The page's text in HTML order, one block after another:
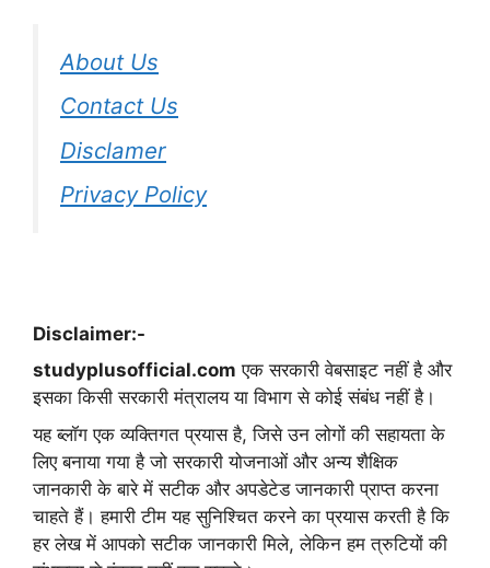
About Us
Contact Us
Disclamer
Privacy Policy
Disclaimer:-
studyplusofficial.com एक सरकारी वेबसाइट नहीं है और
इसका किसी सरकारी मंत्रालय या विभाग से कोई संबंध नहीं है।
यह ब्लॉग एक व्यक्तिगत प्रयास है, जिसे उन लोगों की सहायता के
लिए बनाया गया है जो सरकारी योजनाओं और अन्य शैक्षिक
जानकारी के बारे में सटीक और अपडेटेड जानकारी प्राप्त करना
चाहते हैं। हमारी टीम यह सुनिश्चित करने का प्रयास करती है कि
हर लेख में आपको सटीक जानकारी मिले, लेकिन हम त्रुटियों की